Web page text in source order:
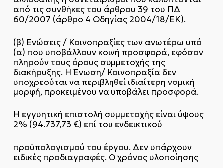
από τις συνθήκες του άρθρου 39 του ΠΔ
60/2007 (άρθρο 4 Οδηγίας 2004/18/ΕΚ).
(β) Ενώσεις / Κοινοπραξίες των ανωτέρω υπό
(α) που υποβάλλουν κοινή προσφορά, εφόσον
πληρούν τους όρους συμμετοχής της
διακήρυξης. Η Ένωση/ Κοινοπραξία δεν
υποχρεούται να περιβληθεί ιδιαίτερη νομική
μορφή, προκειμένου να υποβάλει προσφορά.
Η εγγυητική επιστολή συμμετοχής είναι ύψους
2% (94.737,73 €) επί του ενδεικτικού
προϋπολογισμού του έργου. Δεν υπάρχουν
ειδικές προδιαγραφές. Ο χρόνος υλοποίησης